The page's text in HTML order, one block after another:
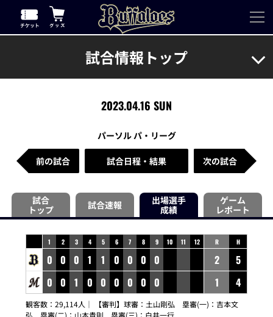
試合情報トップ
2023.04.16 SUN
パーソル パ・リーグ
前の試合 試合日程・結果 次の試合
試合
トップ
試合速報
出場選手
成績
ゲーム
レポート
1 2 3 4 5 6 7 8 9 10 11 12
0 0 0 1 1 0 0 0 0
0 0 1 0 0 0 0 0 0
R H
2
5
1
4
観客数：29,114人｜ 【審判】球審： 土山剛弘 塁審(一)： 吉本文
弘 塁審(二)： 山本貴則 塁審(三)： 白井一行